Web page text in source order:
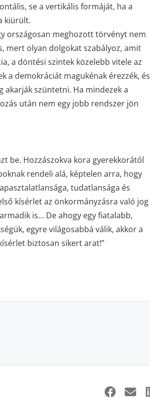
se a vertikális formáját, ha a
kiürült.
országosan meghozott törvényt nem
mert olyan dolgokat szabályoz, amit
a döntési szintek közelebb vitele az
a demokráciát magukénak érezzék, és
akarják szüntetni. Ha mindezek a
után nem egy jobb rendszer jön
be. Hozzászokva kora gyerekkorától
rendeli alá, képtelen arra, hogy
tudatlansága és
kísérlet az önkormányzásra való jog
is… De ahogy egy fiatalabb,
egyre világosabbá válik, akkor a
biztosan sikert arat!”